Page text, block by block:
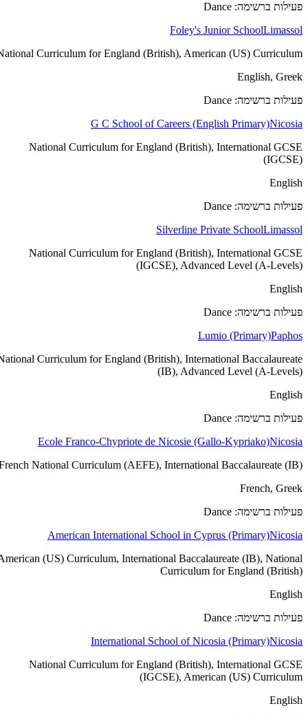
פעילות ברשימה: Dance
Foley's Junior SchoolLimassol
National Curriculum for England (British), American (US) Curriculum
English, Greek
פעילות ברשימה: Dance
G C School of Careers (English Primary)Nicosia
National Curriculum for England (British), International GCSE
(IGCSE)
English
פעילות ברשימה: Dance
Silverline Private SchoolLimassol
National Curriculum for England (British), International GCSE
(IGCSE), Advanced Level (A-Levels)
English
פעילות ברשימה: Dance
Lumio (Primary)Paphos
National Curriculum for England (British), International Baccalaureate
(IB), Advanced Level (A-Levels)
English
פעילות ברשימה: Dance
Ecole Franco-Chypriote de Nicosie (Gallo-Kypriako)Nicosia
French National Curriculum (AEFE), International Baccalaureate (IB)
French, Greek
פעילות ברשימה: Dance
American International School in Cyprus (Primary)Nicosia
American (US) Curriculum, International Baccalaureate (IB), National
Curriculum for England (British)
English
פעילות ברשימה: Dance
International School of Nicosia (Primary)Nicosia
National Curriculum for England (British), International GCSE
(IGCSE), American (US) Curriculum
English